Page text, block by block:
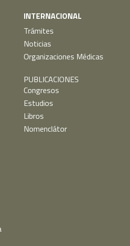
INTERNACIONAL
Trámites
Noticias
Organizaciones Médicas
PUBLICACIONES
Congresos
Estudios
Libros
Nomenclátor